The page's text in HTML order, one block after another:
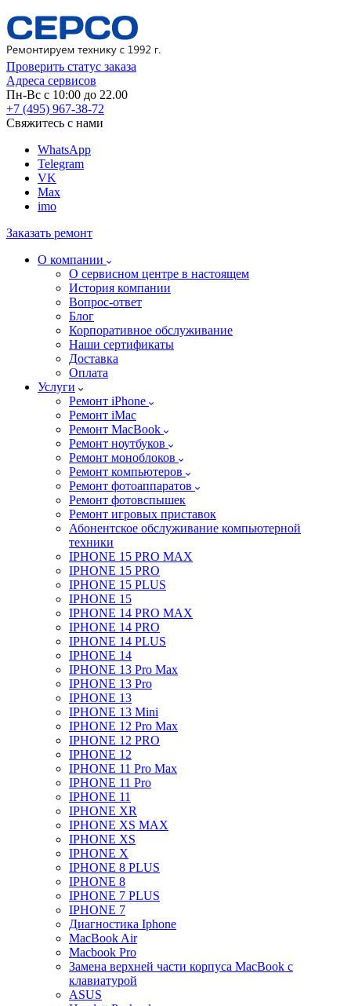
Проверить статус заказа
Адреса сервисов
Пн-Вс с 10:00 до 22.00
+7 (495) 967-38-72
Свяжитесь с нами
WhatsApp
Telegram
VK
Max
imo
Заказать ремонт
О компании
О сервисном центре в настоящем
История компании
Вопрос-ответ
Блог
Корпоративное обслуживание
Наши сертификаты
Доставка
Оплата
Услуги
Ремонт iPhone
Ремонт iMac
Ремонт MacBook
Ремонт ноутбуков
Ремонт моноблоков
Ремонт компьютеров
Ремонт фотоаппаратов
Ремонт фотовспышек
Ремонт игровых приставок
Абонентское обслуживание компьютерной
техники
IPHONE 15 PRO MAX
IPHONE 15 PRO
IPHONE 15 PLUS
IPHONE 15
IPHONE 14 PRO MAX
IPHONE 14 PRO
IPHONE 14 PLUS
IPHONE 14
IPHONE 13 Pro Max
IPHONE 13 Pro
IPHONE 13
IPHONE 13 Mini
IPHONE 12 Pro Max
IPHONE 12 PRO
IPHONE 12
IPHONE 11 Pro Max
IPHONE 11 Pro
IPHONE 11
IPHONE XR
IPHONE XS MAX
IPHONE XS
IPHONE X
IPHONE 8 PLUS
IPHONE 8
IPHONE 7 PLUS
IPHONE 7
Диагностика Iphone
MacBook Air
Macbook Pro
Замена верхней части корпуса MacBook с
клавиатурой
ASUS